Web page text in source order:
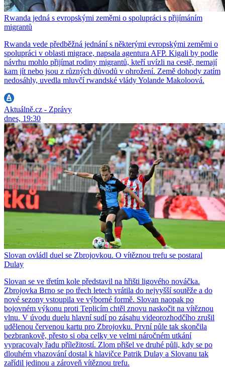
Rwanda jedná s evropskými zeměmi o spolupráci s přijímáním
migrantů
Rwanda vede předběžná jednání s některými evropskými zeměmi o
spolupráci v oblasti migrace, napsala agentura AFP. Kigali by podle
návrhu mohlo přijímat rodiny migrantů, kteří uvízli na cestě, nemají
kam jít nebo jsou z různých důvodů v ohrožení. Země dohody zatím
nedosáhly, uvedla mluvčí rwandské vlády Yolande Makoloová.
Aktuálně.cz - Zprávy
dnes, 19:30
Slovan ovládl duel se Zbrojovkou. O vítěznou trefu se postaral
Dulay
Slovan se ve třetím kole představil na hřišti ligového nováčka.
Zbrojovka Brno se po třech letech vrátila do nejvyšší soutěže a do
nové sezony vstoupila ve výborné formě. Slovan naopak po
bojovném výkonu proti Teplicím chtěl znovu naskočit na vítěznou
vlnu. V úvodu duelu hlavní sudí po zásahu videorozhodčího zrušil
udělenou červenou kartu pro Zbrojovku. První půle tak skončila
bezbrankově, přesto si oba celky ve velmi náročném utkání
vypracovaly řadu příležitostí. Zlom přišel ve druhé půli, kdy se po
dlouhém vhazování dostal k hlavičce Patrik Dulay a Slovanu tak
zařídil jedinou a zároveň vítěznou trefu.